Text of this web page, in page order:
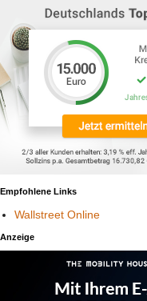
Empfohlene Links
Wallstreet Online
Anzeige